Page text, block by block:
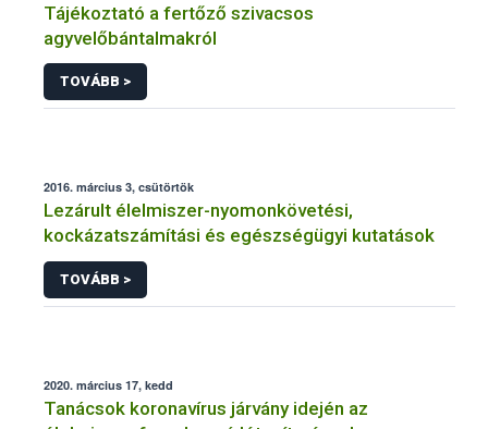
Tájékoztató a fertőző szivacsos
agyvelőbántalmakról
TOVÁBB >
2016. március 3, csütörtök
Lezárult élelmiszer-nyomonkövetési,
kockázatszámítási és egészségügyi kutatások
TOVÁBB >
2020. március 17, kedd
Tanácsok koronavírus járvány idején az